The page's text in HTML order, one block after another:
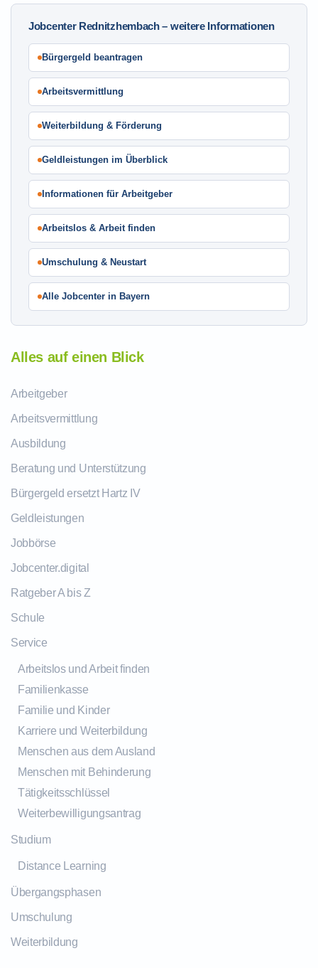
Jobcenter Rednitzhembach – weitere Informationen
Bürgergeld beantragen
Arbeitsvermittlung
Weiterbildung & Förderung
Geldleistungen im Überblick
Informationen für Arbeitgeber
Arbeitslos & Arbeit finden
Umschulung & Neustart
Alle Jobcenter in Bayern
Alles auf einen Blick
Arbeitgeber
Arbeitsvermittlung
Ausbildung
Beratung und Unterstützung
Bürgergeld ersetzt Hartz IV
Geldleistungen
Jobbörse
Jobcenter.digital
Ratgeber A bis Z
Schule
Service
Arbeitslos und Arbeit finden
Familienkasse
Familie und Kinder
Karriere und Weiterbildung
Menschen aus dem Ausland
Menschen mit Behinderung
Tätigkeitsschlüssel
Weiterbewilligungsantrag
Studium
Distance Learning
Übergangsphasen
Umschulung
Weiterbildung